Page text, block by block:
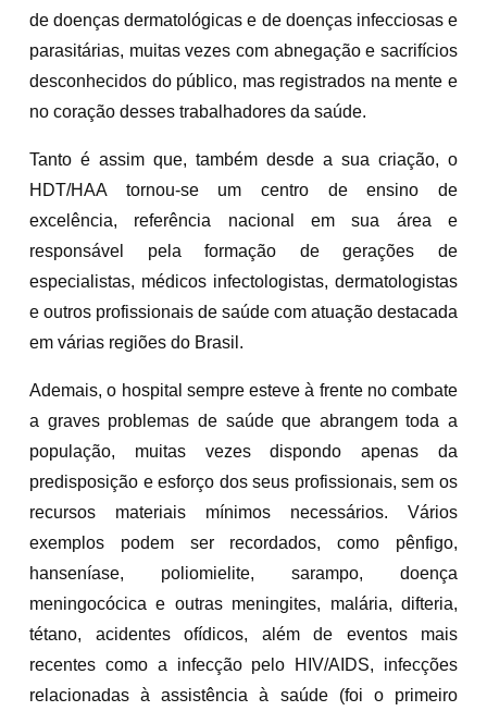
de doenças dermatológicas e de doenças infecciosas e
parasitárias, muitas vezes com abnegação e sacrifícios
desconhecidos do público, mas registrados na mente e
no coração desses trabalhadores da saúde.
Tanto é assim que, também desde a sua criação, o
HDT/HAA tornou-se um centro de ensino de
excelência, referência nacional em sua área e
responsável pela formação de gerações de
especialistas, médicos infectologistas, dermatologistas
e outros profissionais de saúde com atuação destacada
em várias regiões do Brasil.
Ademais, o hospital sempre esteve à frente no combate
a graves problemas de saúde que abrangem toda a
população, muitas vezes dispondo apenas da
predisposição e esforço dos seus profissionais, sem os
recursos materiais mínimos necessários. Vários
exemplos podem ser recordados, como pênfigo,
hanseníase, poliomielite, sarampo, doença
meningocócica e outras meningites, malária, difteria,
tétano, acidentes ofídicos, além de eventos mais
recentes como a infecção pelo HIV/AIDS, infecções
relacionadas à assistência à saúde (foi o primeiro